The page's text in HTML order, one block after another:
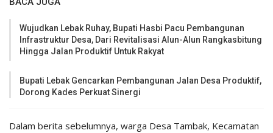
Wujudkan Lebak Ruhay, Bupati Hasbi Pacu Pembangunan
Infrastruktur Desa, Dari Revitalisasi Alun-Alun Rangkasbitung
Hingga Jalan Produktif Untuk Rakyat
Bupati Lebak Gencarkan Pembangunan Jalan Desa Produktif,
Dorong Kades Perkuat Sinergi
Dalam berita sebelumnya, warga Desa Tambak, Kecamatan